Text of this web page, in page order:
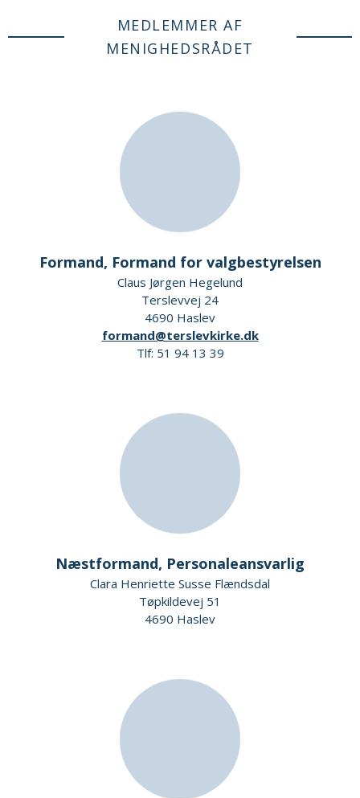
MEDLEMMER AF
MENIGHEDSRÅDET
Formand, Formand for valgbestyrelsen
Claus Jørgen Hegelund
Terslevvej 24
4690 Haslev
formand@terslevkirke.dk
Tlf: 51 94 13 39
Næstformand, Personaleansvarlig
Clara Henriette Susse Flændsdal
Tøpkildevej 51
4690 Haslev